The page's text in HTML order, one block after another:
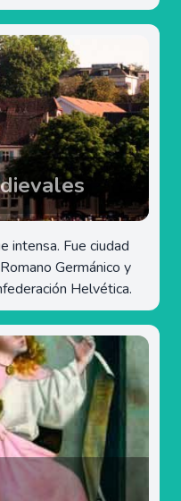
intensa. Fue ciudad
Germánico y
Helvética.